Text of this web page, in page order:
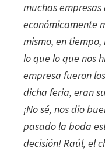
muchas
económicamente
mismo, en
lo que lo que nos
empresa fueron
dicha feria, eran
¡No sé, nos dio
pasado la boda
decisión! Raúl, el